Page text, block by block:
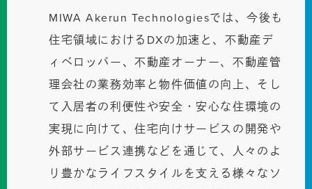
MIWA Akerun Technologiesでは、今後も
住宅領域におけるDXの加速と、不動産デ
ィベロッパー、不動産オーナー、不動産管
理会社の業務効率と物件価値の向上、そし
て入居者の利便性や安全・安心な住環境の
実現に向けて、住宅向けサービスの開発や
外部サービス連携などを通じて、人々のよ
り豊かなライフスタイルを支える様々なソ